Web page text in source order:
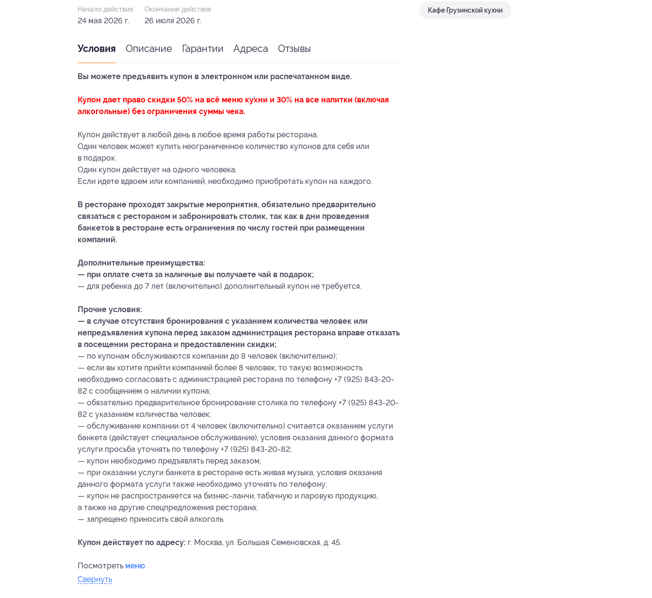
Кафе Грузинской кухни
Начало действия
24 мая 2026 г.
Окончание действия
26 июля 2026 г.
Условия Описание Гарантии Адреса Отзывы
Вы можете предъявить купон в электронном или распечатанном виде.
Купон дает право скидки 50% на всё меню кухни и 30% на все напитки (включая
алкогольные) без ограничения суммы чека.
Купон действует в любой день в любое время работы ресторана.
Один человек может купить неограниченное количество купонов для себя или
в подарок.
Один купон действует на одного человека.
Если идете вдвоем или компанией, необходимо приобретать купон на каждого.
В ресторане проходят закрытые мероприятия, обязательно предварительно
связаться с рестораном и забронировать столик, так как в дни проведения
банкетов в ресторане есть ограничения по числу гостей при размещении
компаний.
Дополнительные преимущества:
— при оплате счета за наличные вы получаете чай в подарок;
— для ребенка до 7 лет (включительно) дополнительный купон не требуется.
Прочие условия:
— в случае отсутствия бронирования с указанием количества человек или
непредъявления купона перед заказом администрация ресторана вправе отказать
в посещении ресторана и предоставлении скидки;
— по купонам обслуживаются компании до 8 человек (включительно);
— если вы хотите прийти компанией более 8 человек, то такую возможность
необходимо согласовать с администрацией ресторана по телефону +7 (925) 843-20-
82 с сообщением о наличии купона;
— обязательно предварительное бронирование столика по телефону +7 (925) 843-20-
82 с указанием количества человек;
— обслуживание компании от 4 человек (включительно) считается оказанием услуги
банкета (действует специальное обслуживание), условия оказания данного формата
услуги просьба уточнять по телефону +7 (925) 843-20-82;
— купон необходимо предъявлять перед заказом;
— при оказании услуги банкета в ресторане есть живая музыка, условия оказания
данного формата услуги также необходимо уточнять по телефону;
— купон не распространяется на бизнес-ланчи, табачную и паровую продукцию,
а также на другие спецпредложения ресторана;
— запрещено приносить свой алкоголь.
Купон действует по адресу: г. Москва, ул. Большая Семеновская, д. 45.
Посмотреть меню.
Свернуть